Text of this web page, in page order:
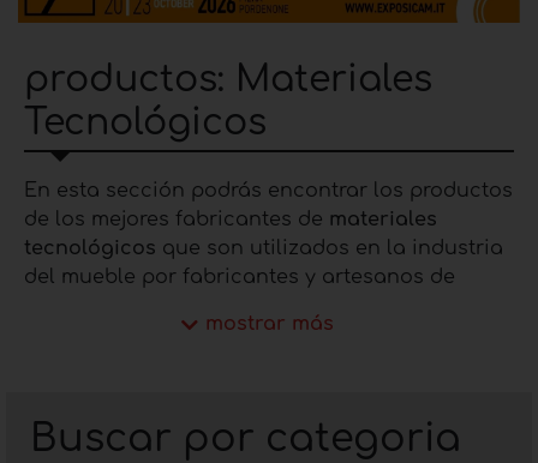
productos: Materiales
Tecnológicos
En esta sección podrás encontrar los productos
de los mejores fabricantes de materiales
tecnológicos que son utilizados en la industria
del mueble por fabricantes y artesanos de
En esta sección encontrarás las mejores
ponerte en contacto directamente con la
empresa que produce
materiales tecnológicos
mostrar más
Buscar por categoria